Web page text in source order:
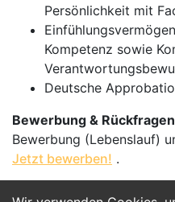
Persönlichkeit mit
Kompetenz sowie
Deutsche
Bewerbung &
Bewerbung (Lebenslauf)
Jetzt bewerben! .